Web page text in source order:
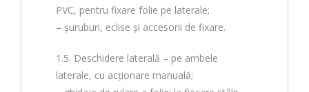
PVC, pentru fixare folie pe laterale;
– șuruburi, eclise și accesorii de fixare.
1.5. Deschidere laterală – pe ambele
laterale, cu acționare manuală;